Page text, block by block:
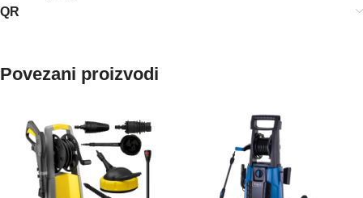
QR
Povezani proizvodi